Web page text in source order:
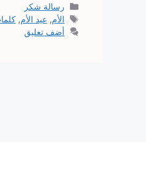
التصنيفات
رسالة شكر
الوسوم
الأم, عيد الأم,
أضف تعليق